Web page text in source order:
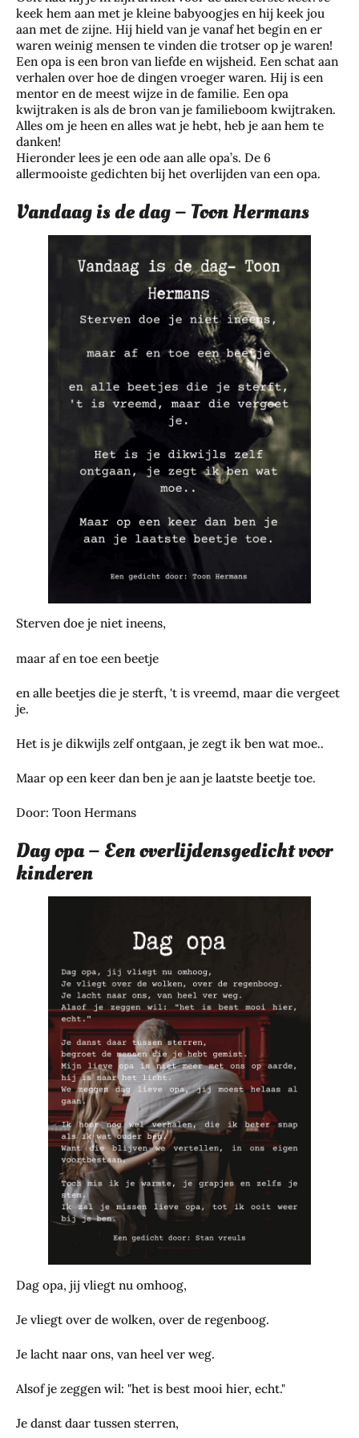
keek hem aan met je kleine babyoogjes en hij keek jou
aan met de zijne. Hij hield van je vanaf het begin en er
waren weinig mensen te vinden die trotser op je waren!
Een opa is een bron van liefde en wijsheid. Een schat aan
verhalen over hoe de dingen vroeger waren. Hij is een
mentor en de meest wijze in de familie. Een opa
kwijtraken is als de bron van je familieboom kwijtraken.
Alles om je heen en alles wat je hebt, heb je aan hem te
danken!
Hieronder lees je een ode aan alle opa’s. De 6
allermooiste gedichten bij het overlijden van een opa.
Vandaag is de dag – Toon Hermans
Sterven doe je niet ineens,
maar af en toe een beetje
en alle beetjes die je sterft, 't is vreemd, maar die vergeet
je.
Het is je dikwijls zelf ontgaan, je zegt ik ben wat moe..
Maar op een keer dan ben je aan je laatste beetje toe.
Door: Toon Hermans
Dag opa – Een overlijdensgedicht voor
kinderen
Dag opa, jij vliegt nu omhoog,
Je vliegt over de wolken, over de regenboog.
Je lacht naar ons, van heel ver weg.
Alsof je zeggen wil: "het is best mooi hier, echt."
Je danst daar tussen sterren,